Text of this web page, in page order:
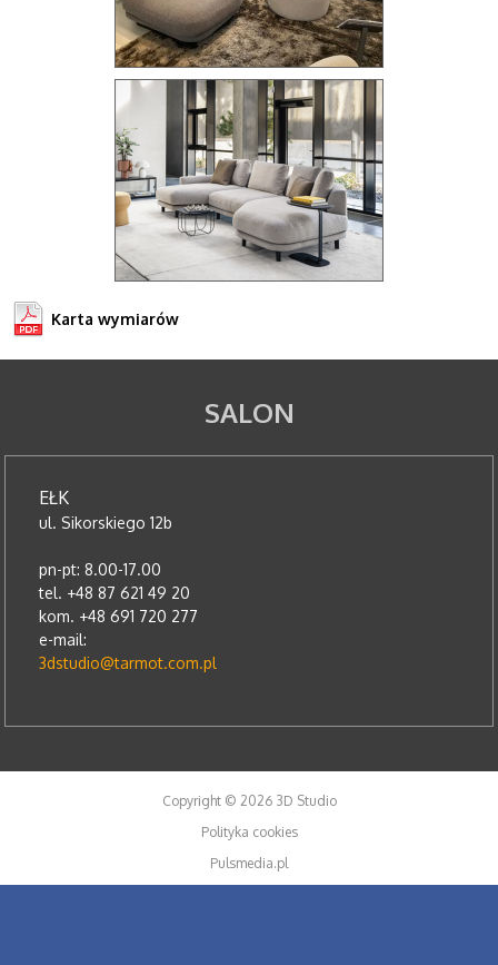
Karta wymiarów
SALON
EŁK
ul. Sikorskiego 12b
pn-pt: 8.00-17.00
tel. +48 87 621 49 20
kom. +48 691 720 277
e-mail:
3dstudio@tarmot.com.pl
Copyright © 2026 3D Studio
Polityka cookies
Pulsmedia.pl